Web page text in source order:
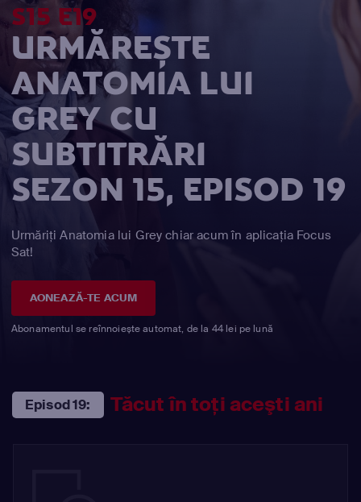
S15 E19
URMĂREȘTE
ANATOMIA LUI
GREY CU
SUBTITRĂRI
SEZON 15, EPISOD 19
Urmăriți Anatomia lui Grey chiar acum în aplicația Focus
Sat!
AONEAZĂ-TE ACUM
Abonamentul se reînnoiește automat, de la 44 lei pe lună
Episod 19: Tăcut în toţi aceşti ani